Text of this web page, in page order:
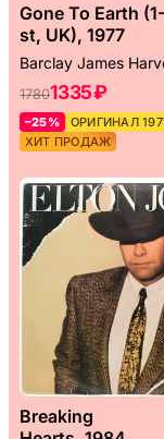
Gone To Earth (1-
st, UK), 1977
Barclay James
17801335 ₽
–25%
ОРИГИНАЛ
ХИТ ПРОДАЖ
Breaking